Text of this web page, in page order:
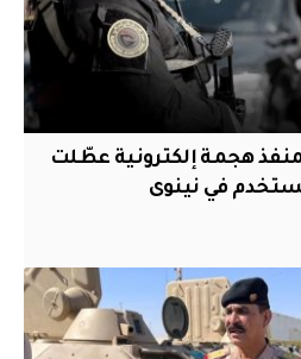
هجمة إلكترونية عطّلت